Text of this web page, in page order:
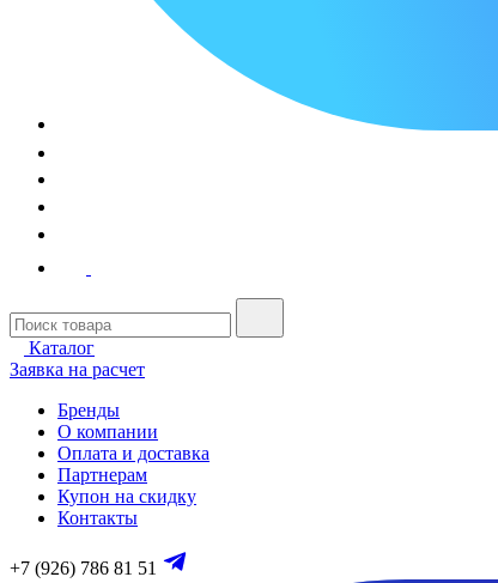
Каталог
Заявка на расчет
Бренды
О компании
Оплата и доставка
Партнерам
Купон на скидку
Контакты
+7 (926) 786 81 51